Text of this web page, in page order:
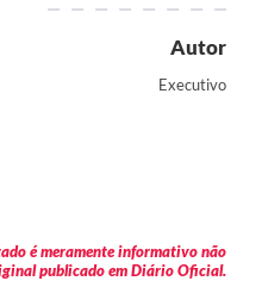
Autor
Executivo
é meramente informativo não
publicado em Diário Oficial.